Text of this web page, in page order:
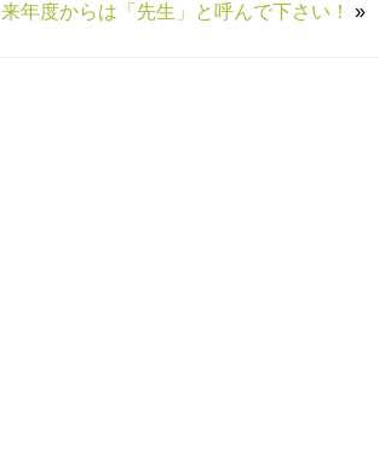
来年度からは「先生」と呼んで下さい！
»